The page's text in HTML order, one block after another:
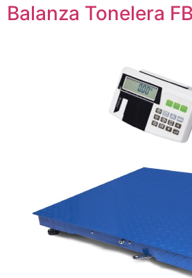
Balanza Tonelera